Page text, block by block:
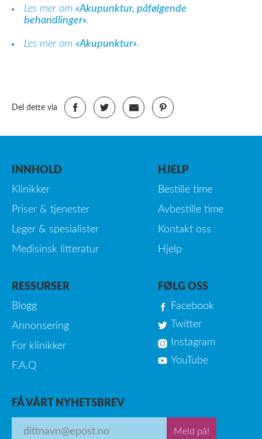
Les mer om «Akupunktur, påfølgende
behandlinger».
Les mer om «Akupunktur».
Del dette via
INNHOLD
Klinikker
Priser & tjenester
Leger & spesialister
Medisinsk litteratur
HJELP
Bestille time
Avbestille time
Kontakt oss
Hjelp
RESSURSER
Blogg
Annonsering
For klinikker
F.A.Q
FØLG OSS
Facebook
Twitter
Instagram
YouTube
FÅ VÅRT NYHETSBREV
Meld på!